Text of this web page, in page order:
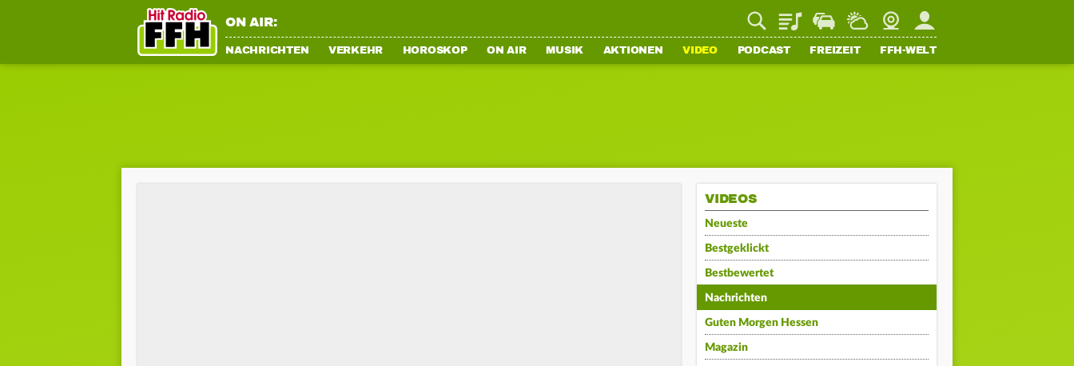
ON AIR: PlaylistStaupilotWetterWebcamMein FFH
NACHRICHTEN VERKEHR HOROSKOP ON AIR MUSIK AKTIONEN VIDEO PODCAST FREIZEIT FFH-WELT
VIDEOS
Neueste
Bestgeklickt
Bestbewertet
Nachrichten
Guten Morgen Hessen
Magazin